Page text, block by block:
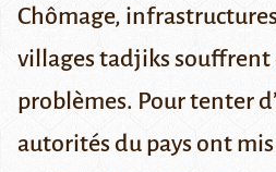
Chômage,
villages tadjiks souffrent
problèmes. Pour tenter
autorités du pays ont